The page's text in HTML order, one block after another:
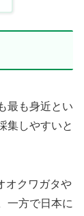
最も身近とい
集しやすいと
オクワガタや
一方で日本に